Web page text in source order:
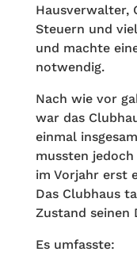
Hausverwalter,
Steuern und
und machte
notwendig.
Nach wie vor
war das
einmal
mussten
im Vorjahr erst
Das Clubhaus
Zustand seinen
Es umfasste: